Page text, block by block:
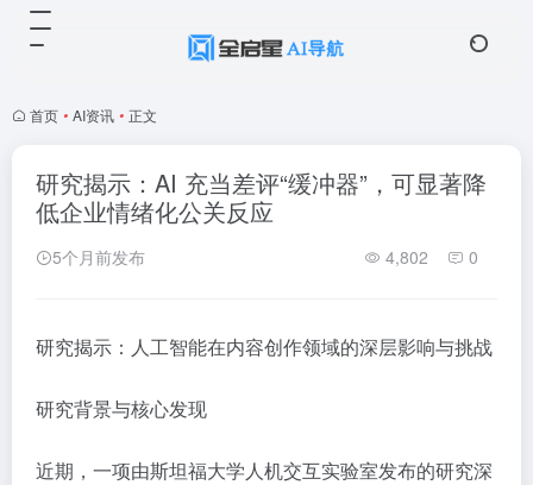
首页 • AI资讯 • 正文
研究揭示：AI 充当差评“缓冲器”，可显著降
低企业情绪化公关反应
5个月前发布 4,802 0
研究揭示：人工智能在内容创作领域的深层影响与挑战
研究背景与核心发现
近期，一项由斯坦福大学人机交互实验室发布的研究深